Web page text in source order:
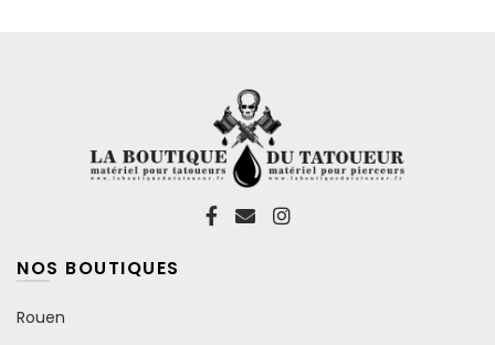
NOS BOUTIQUES
Rouen